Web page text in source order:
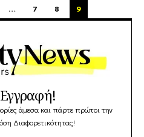
… 7 8 9
άμεσα και πάρτε πρώτοι την
Διαφορετικότητας!